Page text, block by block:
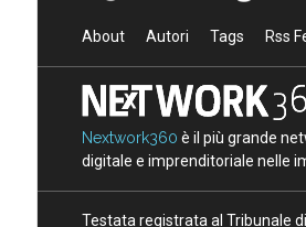
About Autori Tags Rss
Nextwork360 è il più grande
digitale e imprenditoriale nelle
Testata registrata al Tribunale